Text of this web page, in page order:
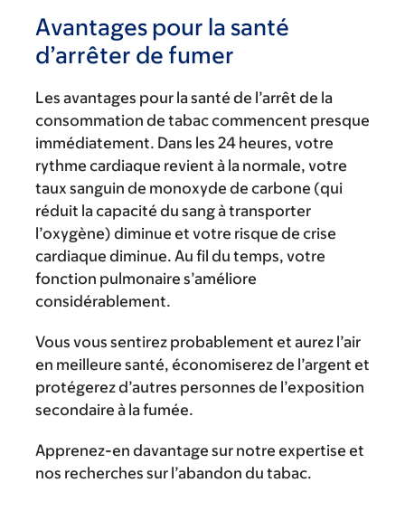
Avantages pour la santé
d’arrêter de fumer
Les avantages pour la santé de l’arrêt de la
consommation de tabac commencent presque
immédiatement. Dans les 24 heures, votre
rythme cardiaque revient à la normale, votre
taux sanguin de monoxyde de carbone (qui
réduit la capacité du sang à transporter
l’oxygène) diminue et votre risque de crise
cardiaque diminue. Au fil du temps, votre
fonction pulmonaire s’améliore
considérablement.
Vous vous sentirez probablement et aurez l’air
en meilleure santé, économiserez de l’argent et
protégerez d’autres personnes de l’exposition
secondaire à la fumée.
Apprenez-en davantage sur notre expertise et
nos recherches sur l’abandon du tabac.